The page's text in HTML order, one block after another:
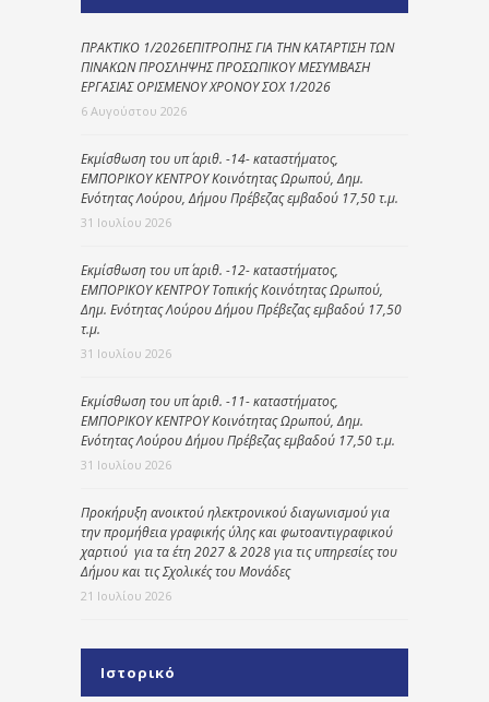
ΠΡΑΚΤΙΚΟ 1/2026ΕΠΙΤΡΟΠΗΣ ΓΙΑ ΤΗΝ ΚΑΤΑΡΤΙΣΗ ΤΩΝ
ΠΙΝΑΚΩΝ ΠΡΟΣΛΗΨΗΣ ΠΡΟΣΩΠΙΚΟΥ ΜΕΣΥΜΒΑΣΗ
ΕΡΓΑΣΙΑΣ ΟΡΙΣΜΕΝΟΥ ΧΡΟΝΟΥ ΣΟΧ 1/2026
6 Αυγούστου 2026
Εκμίσθωση του υπ΄ αριθ. -14- καταστήματος,
ΕΜΠΟΡΙΚΟΥ ΚΕΝΤΡΟΥ Κοινότητας Ωρωπού, Δημ.
Ενότητας Λούρου, Δήμου Πρέβεζας εμβαδού 17,50 τ.μ.
31 Ιουλίου 2026
Εκμίσθωση του υπ΄ αριθ. -12- καταστήματος,
ΕΜΠΟΡΙΚΟΥ ΚΕΝΤΡΟΥ Τοπικής Κοινότητας Ωρωπού,
Δημ. Ενότητας Λούρου Δήμου Πρέβεζας εμβαδού 17,50
τ.μ.
31 Ιουλίου 2026
Εκμίσθωση του υπ΄ αριθ. -11- καταστήματος,
ΕΜΠΟΡΙΚΟΥ ΚΕΝΤΡΟΥ Κοινότητας Ωρωπού, Δημ.
Ενότητας Λούρου Δήμου Πρέβεζας εμβαδού 17,50 τ.μ.
31 Ιουλίου 2026
Προκήρυξη ανοικτού ηλεκτρονικού διαγωνισμού για
την προμήθεια γραφικής ύλης και φωτοαντιγραφικού
χαρτιού για τα έτη 2027 & 2028 για τις υπηρεσίες του
Δήμου και τις Σχολικές του Μονάδες
21 Ιουλίου 2026
Ιστορικό